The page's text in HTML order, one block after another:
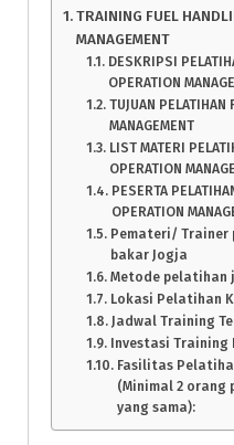
TRAINING FUEL
MANAGEMENT
DESKRIPSI
OPERATION
TUJUAN PELATIHAN
MANAGEMENT
LIST MATERI
OPERATION
PESERTA
OPERATION
Pemateri/ Trainer
bakar Jogja
Metode pelatihan
Lokasi Pelatihan
Jadwal Training
Investasi Training
Fasilitas
(Minimal 2 orang
yang sama):